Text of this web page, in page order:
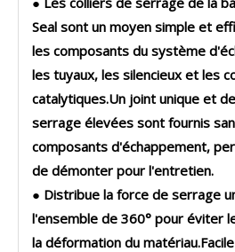
Seal sont un moyen simple et
les composants du système
les tuyaux, les silencieux et les
catalytiques.Un joint unique et
serrage élevées sont fournis
composants d'échappement,
de démonter pour l'entretien.
● Distribue la force de serrage
l'ensemble de 360° pour éviter
la déformation du